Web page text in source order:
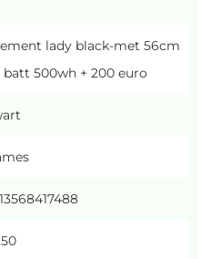
lady black-met 56cm
batt 500wh + 200 euro